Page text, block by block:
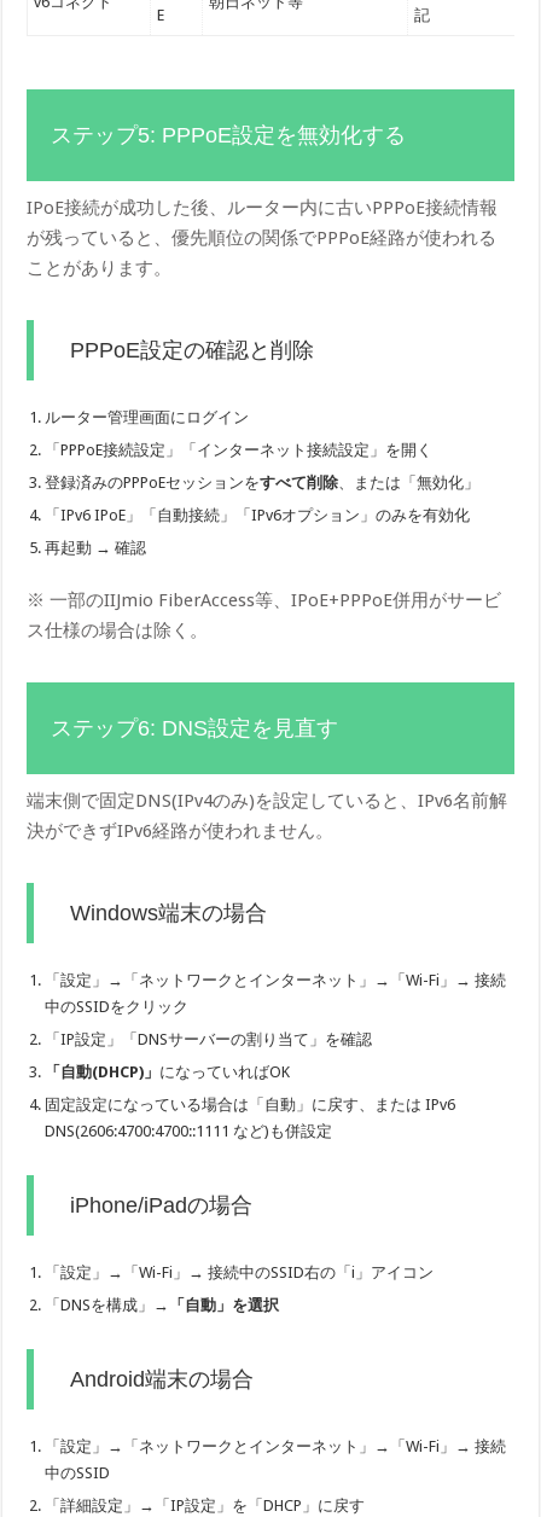
E 記
ステップ5: PPPoE設定を無効化する
IPoE接続が成功した後、ルーター内に古いPPPoE接続情報
が残っていると、優先順位の関係でPPPoE経路が使われる
ことがあります。
PPPoE設定の確認と削除
ルーター管理画面にログイン
「PPPoE接続設定」「インターネット接続設定」を開く
登録済みのPPPoEセッションをすべて削除、または「無効化」
「IPv6 IPoE」「自動接続」「IPv6オプション」のみを有効化
再起動 → 確認
※ 一部のIIJmio FiberAccess等、IPoE+PPPoE併用がサービ
ス仕様の場合は除く。
ステップ6: DNS設定を見直す
端末側で固定DNS(IPv4のみ)を設定していると、IPv6名前解
決ができずIPv6経路が使われません。
Windows端末の場合
「設定」→「ネットワークとインターネット」→「Wi-Fi」→ 接続
中のSSIDをクリック
「IP設定」「DNSサーバーの割り当て」を確認
「自動(DHCP)」 になっていればOK
固定設定になっている場合は「自動」に戻す、または IPv6
DNS(2606:4700:4700::1111 など)も併設定
iPhone/iPadの場合
「設定」→「Wi-Fi」→ 接続中のSSID右の「i」アイコン
「DNSを構成」→ 「自動」を選択
Android端末の場合
「設定」→「ネットワークとインターネット」→「Wi-Fi」→ 接続
中のSSID
「詳細設定」→「IP設定」を「DHCP」に戻す